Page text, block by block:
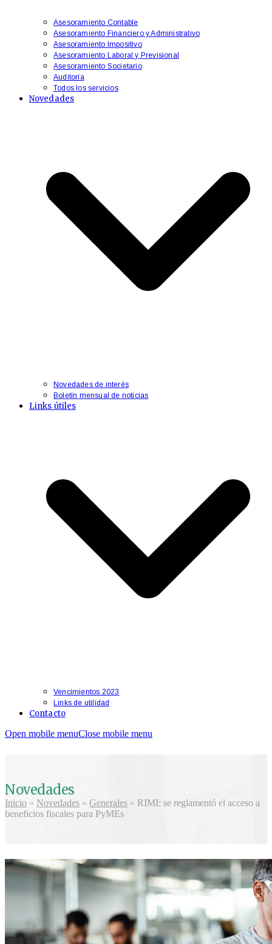
Asesoramiento Contable
Asesoramiento Financiero y Administrativo
​Asesoramiento Impositivo
Asesoramiento Laboral y Previsional
​Asesoramiento Societario
Auditoría
Todos los servicios
Novedades
Novedades de interés
Boletín mensual de noticias
Links útiles
Vencimientos 2023
Links de utilidad
Contacto
Open mobile menuClose mobile menu
Novedades
Inicio » Novedades » Generales » RIMI: se reglamentó el acceso a
beneficios fiscales para PyMEs